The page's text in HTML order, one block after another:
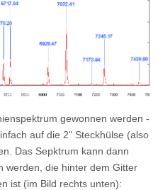
gewonnen werden -
auf die 2" Steckhülse (also
Das Sepktrum kann dann
werden, die hinter dem Gitter
ist (im Bild rechts unten):